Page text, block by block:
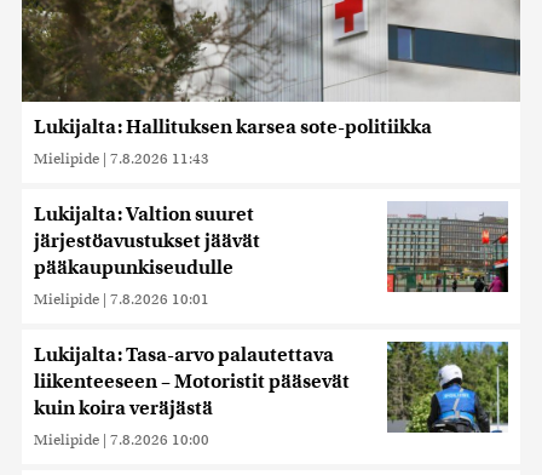
Lukijalta: Hallituksen karsea sote-politiikka
Mielipide | 7.8.2026 11:43
Lukijalta: Valtion suuret
järjestöavustukset jäävät
pääkaupunkiseudulle
Mielipide | 7.8.2026 10:01
Lukijalta: Tasa-arvo palautettava
liikenteeseen – Motoristit pääsevät
kuin koira veräjästä
Mielipide | 7.8.2026 10:00